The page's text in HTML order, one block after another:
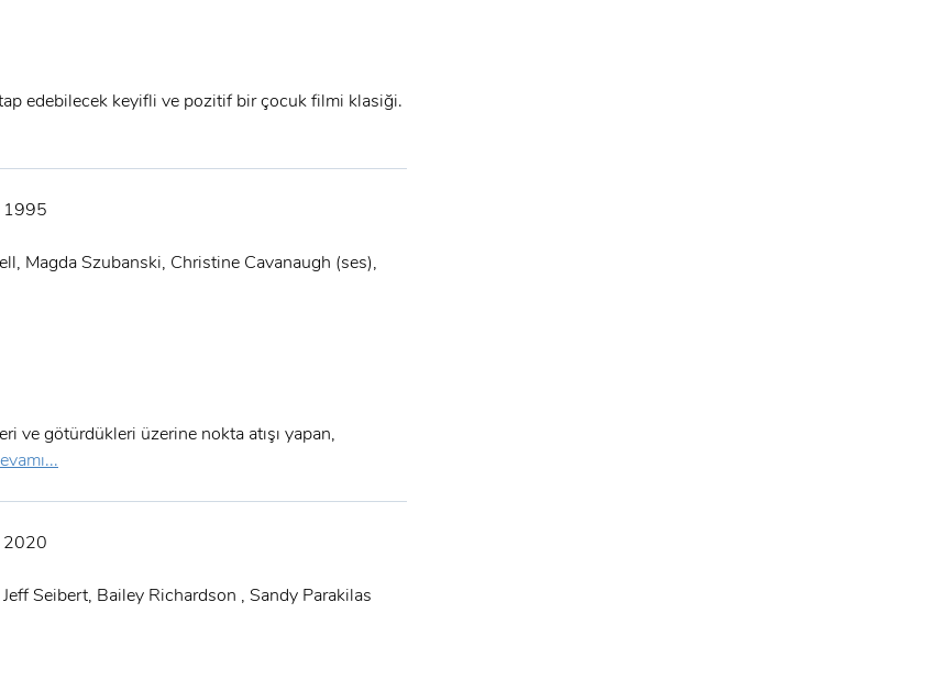
edebilecek keyifli ve pozitif bir çocuk filmi klasiği.
1995
Magda Szubanski, Christine Cavanaugh (ses),
ve götürdükleri üzerine nokta atışı yapan,
2020
Seibert, Bailey Richardson , Sandy Parakilas